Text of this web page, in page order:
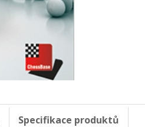
Specifikace produktů